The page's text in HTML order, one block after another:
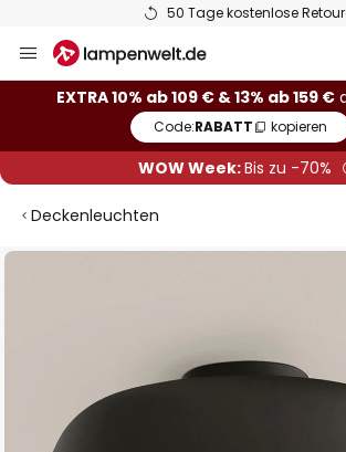
50 Tage kostenlose
Inhalt
springen
EXTRA 10% ab 109 € & 13% ab 159 €
Code:RABATT kopieren
WOW Week:Bis zu -70%
Deckenleuchten
Zum